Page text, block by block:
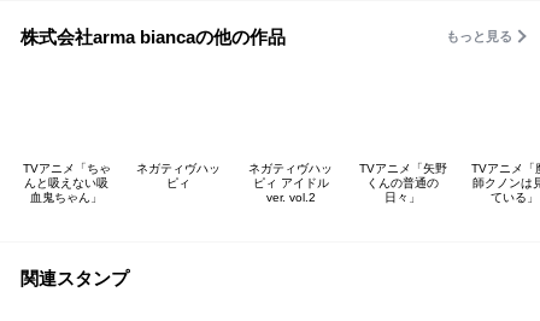
株式会社arma biancaの他の作品 もっと見る
TVアニメ「ちゃ
んと吸えない吸
血鬼ちゃん」
ネガティヴハッ
ピィ
ネガティヴハッ
ピィ アイドル
ver. vol.2
TVアニメ「矢野
くんの普通の
日々」
TVアニメ「
師クノンは
ている」
関連スタンプ